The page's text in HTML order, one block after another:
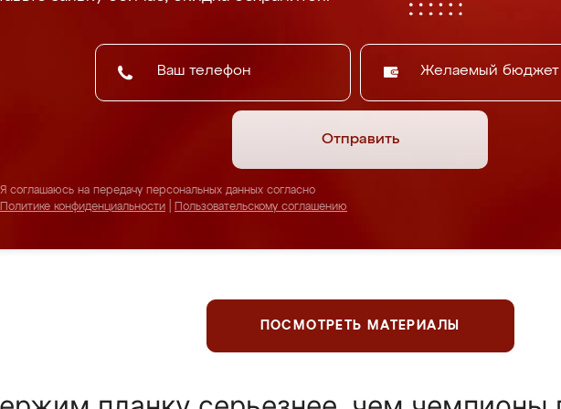
Желаемый бюджет
Отправить
Я соглашаюсь на передачу персональных данных согласно
Политике конфиденциальности
Пользовательскому соглашению
ПОСМОТРЕТЬ МАТЕРИАЛЫ